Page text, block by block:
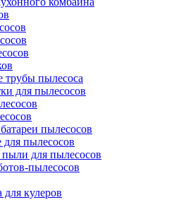
трубы пылесоса
для пылесосов
пылесосов
пылесосов
для пылесосов
пылесосов
кулеров